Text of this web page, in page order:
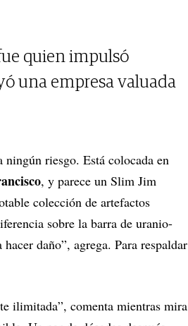
quien impulsó
una empresa valuada
ningún riesgo. Está colocada en
, y parece un Slim Jim
colección de artefactos
sobre la barra de uranio-
daño”, agrega. Para respaldar
ilimitada”, comenta mientras mira